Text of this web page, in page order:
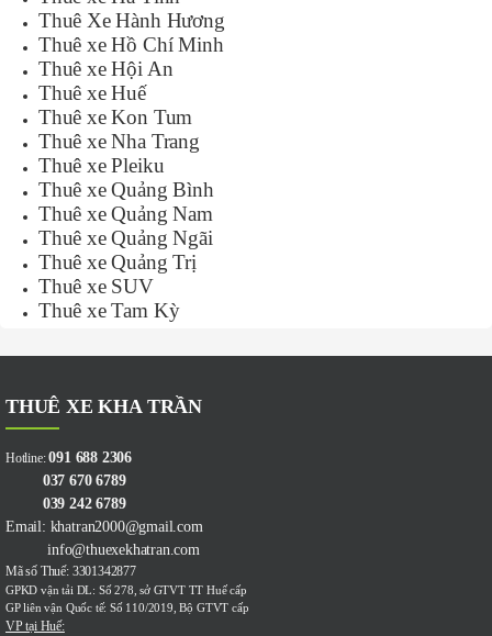
Thuê Xe Hành Hương
Thuê xe Hồ Chí Minh
Thuê xe Hội An
Thuê xe Huế
Thuê xe Kon Tum
Thuê xe Nha Trang
Thuê xe Pleiku
Thuê xe Quảng Bình
Thuê xe Quảng Nam
Thuê xe Quảng Ngãi
Thuê xe Quảng Trị
Thuê xe SUV
Thuê xe Tam Kỳ
THUÊ XE KHA TRẦN
Hotline:091 688 2306
037 670 6789
039 242 6789
Email: khatran2000@gmail.com
info@thuexekhatran.com
Mã số Thuế: 3301342877
GPKD vận tải DL: Số 278, sở GTVT TT Huế cấp
GP liên vận Quốc tế: Số 110/2019, Bộ GTVT cấp
VP tại Huế: